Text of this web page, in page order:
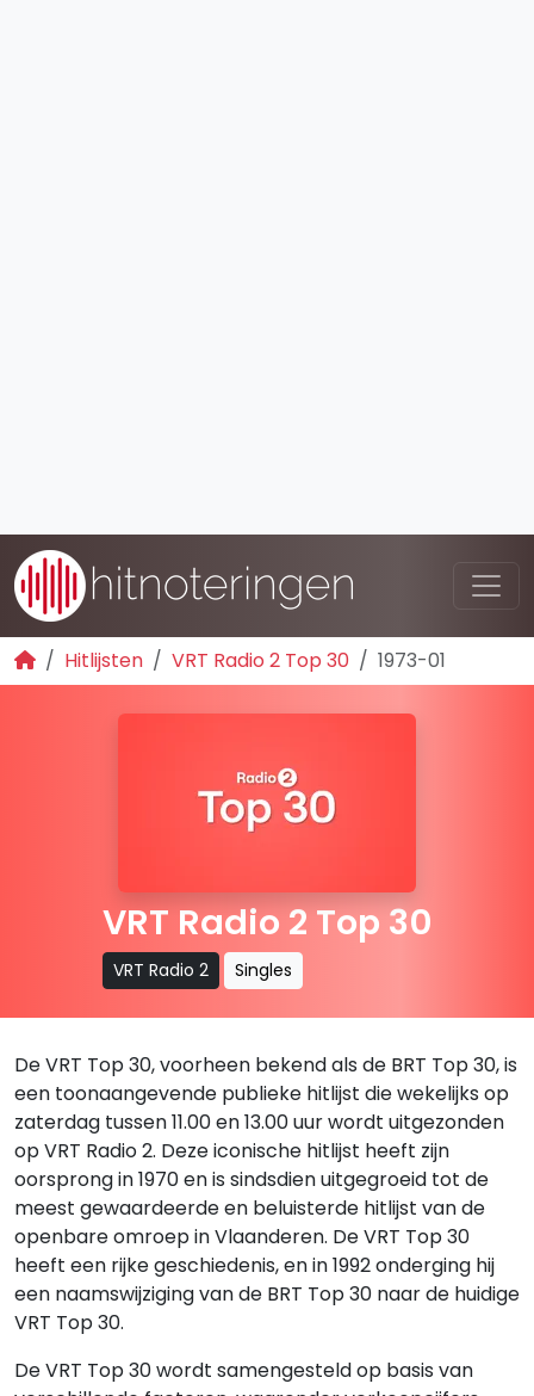
Hitlijsten VRT Radio 2 Top 30 1973-01
VRT Radio 2 Top 30
VRT Radio 2 Singles
De VRT Top 30, voorheen bekend als de BRT Top 30, is
een toonaangevende publieke hitlijst die wekelijks op
zaterdag tussen 11.00 en 13.00 uur wordt uitgezonden
op VRT Radio 2. Deze iconische hitlijst heeft zijn
oorsprong in 1970 en is sindsdien uitgegroeid tot de
meest gewaardeerde en beluisterde hitlijst van de
openbare omroep in Vlaanderen. De VRT Top 30
heeft een rijke geschiedenis, en in 1992 onderging hij
een naamswijziging van de BRT Top 30 naar de huidige
VRT Top 30.
De VRT Top 30 wordt samengesteld op basis van